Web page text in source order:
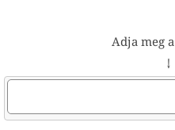
Adja meg